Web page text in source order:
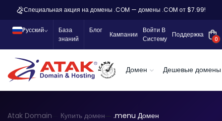
Специальная акция на домены .COM — домены .COM от $7.99!
Pусский
База
знаний
Блог
Кампании
Войти В
Систему
Поддержка
0
Домен Дешевые домены
Atak Domain Купить домен .menu Домен